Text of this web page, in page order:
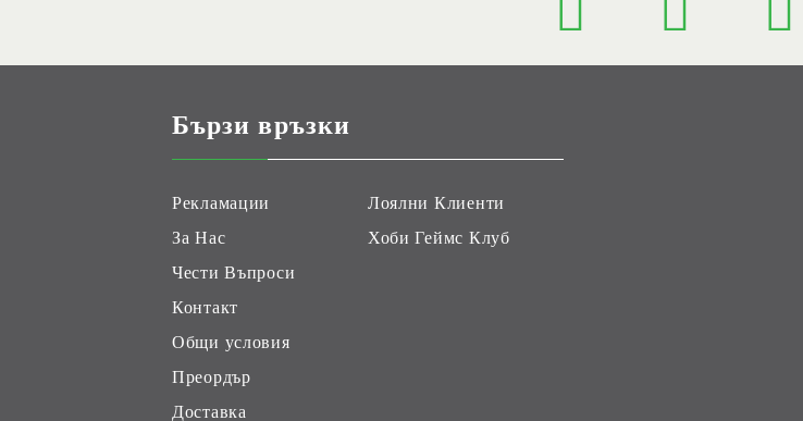
Бързи връзки
Рекламации
За Нас
Чести Въпроси
Контакт
Общи условия
Преордър
Доставка
Лоялни Клиенти
Хоби Геймс Клуб